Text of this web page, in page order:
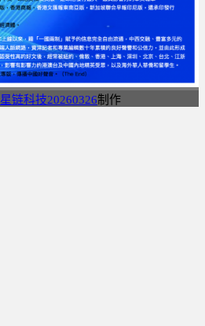
星链科技20260326制作